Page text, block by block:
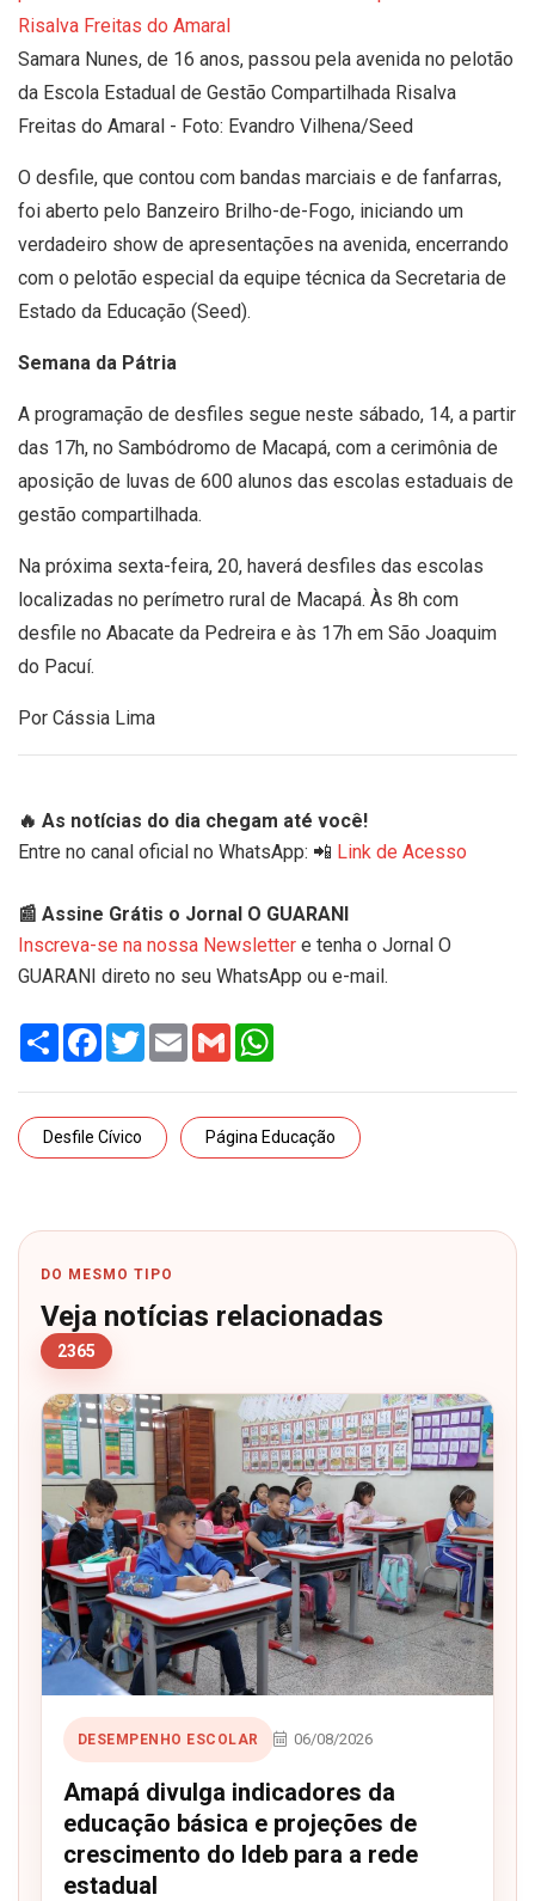
Samara Nunes, de 16 anos, passou pela avenida no pelotão
da Escola Estadual de Gestão Compartilhada Risalva
Freitas do Amaral - Foto: Evandro Vilhena/Seed
O desfile, que contou com bandas marciais e de fanfarras,
foi aberto pelo Banzeiro Brilho-de-Fogo, iniciando um
verdadeiro show de apresentações na avenida, encerrando
com o pelotão especial da equipe técnica da Secretaria de
Estado da Educação (Seed).
Semana da Pátria
A programação de desfiles segue neste sábado, 14, a partir
das 17h, no Sambódromo de Macapá, com a cerimônia de
aposição de luvas de 600 alunos das escolas estaduais de
gestão compartilhada.
Na próxima sexta-feira, 20, haverá desfiles das escolas
localizadas no perímetro rural de Macapá. Às 8h com
desfile no Abacate da Pedreira e às 17h em São Joaquim
do Pacuí.
Por Cássia Lima
🔥 As notícias do dia chegam até você!
Entre no canal oficial no WhatsApp: 📲 Link de Acesso
📰 Assine Grátis o Jornal O GUARANI
Inscreva-se na nossa Newsletter e tenha o Jornal O
GUARANI direto no seu WhatsApp ou e-mail.
Share Facebook
TwitterEmail Gmail
Desfile Cívico Página Educação
DO MESMO TIPO
Veja notícias relacionadas
2365
DESEMPENHO ESCOLAR 06/08/2026
Amapá divulga indicadores da
educação básica e projeções de
crescimento do Ideb para a rede
estadual